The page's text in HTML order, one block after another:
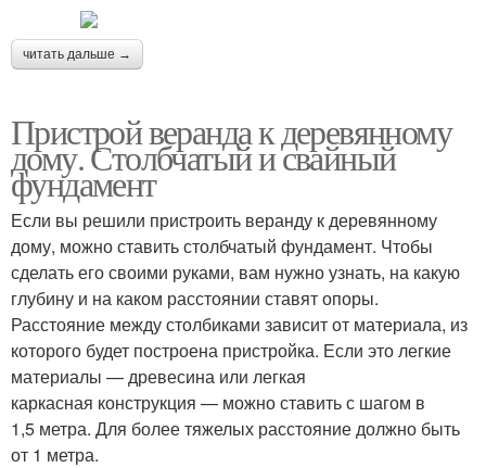
читать дальше →
Пристрой веранда к деревянному
дому. Столбчатый и свайный
фундамент
Если вы решили пристроить веранду к деревянному
дому, можно ставить столбчатый фундамент. Чтобы
сделать его своими руками, вам нужно узнать, на какую
глубину и на каком расстоянии ставят опоры.
Расстояние между столбиками зависит от материала, из
которого будет построена пристройка. Если это легкие
материалы — древесина или легкая
каркасная конструкция — можно ставить с шагом в
1,5 метра. Для более тяжелых расстояние должно быть
от 1 метра.